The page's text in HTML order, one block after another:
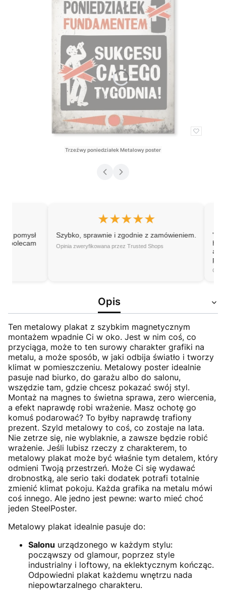
Trzeźwy poniedziałek Metalowy poster
★★★★★
Szybko, sprawnie i zgodnie z zamówieniem.
Opinia zweryfikowana przez Trusted Shops
"Great
high-
as
Opinia
Opis
Ten metalowy plakat z szybkim magnetycznym
montażem wpadnie Ci w oko. Jest w nim coś, co
przyciąga, może to ten surowy charakter grafiki na
metalu, a może sposób, w jaki odbija światło i tworzy
klimat w pomieszczeniu. Metalowy poster idealnie
pasuje nad biurko, do garażu albo do salonu,
wszędzie tam, gdzie chcesz pokazać swój styl.
Montaż na magnes to świetna sprawa, zero wiercenia,
a efekt naprawdę robi wrażenie. Masz ochotę go
komuś podarować? To byłby naprawdę trafiony
prezent. Szyld metalowy to coś, co zostaje na lata.
Nie zetrze się, nie wyblaknie, a zawsze będzie robić
wrażenie. Jeśli lubisz rzeczy z charakterem, to
metalowy plakat może być właśnie tym detalem, który
odmieni Twoją przestrzeń. Może Ci się wydawać
drobnostką, ale serio taki dodatek potrafi totalnie
zmienić klimat pokoju. Każda grafika na metalu mówi
coś innego. Ale jedno jest pewne: warto mieć choć
jeden SteelPoster.
Metalowy plakat idealnie pasuje do:
Salonu urządzonego w każdym stylu:
począwszy od glamour, poprzez style
industrialny i loftowy, na eklektycznym kończąc.
Odpowiedni plakat każdemu wnętrzu nada
niepowtarzalnego charakteru.